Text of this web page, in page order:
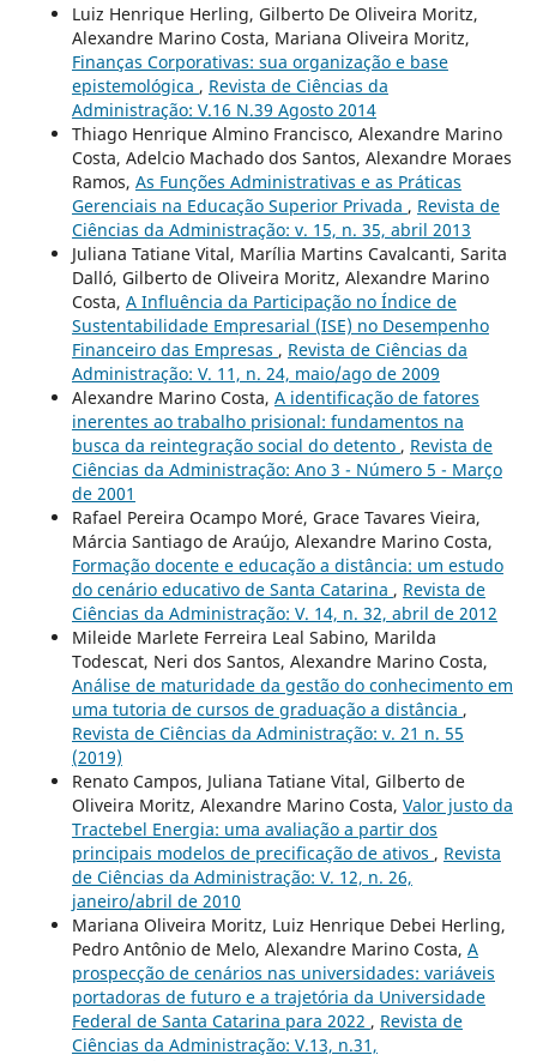
Luiz Henrique Herling, Gilberto De Oliveira Moritz,
Alexandre Marino Costa, Mariana Oliveira Moritz,
Finanças Corporativas: sua organização e base
epistemológica , Revista de Ciências da
Administração: V.16 N.39 Agosto 2014
Thiago Henrique Almino Francisco, Alexandre Marino
Costa, Adelcio Machado dos Santos, Alexandre Moraes
Ramos, As Funções Administrativas e as Práticas
Gerenciais na Educação Superior Privada , Revista de
Ciências da Administração: v. 15, n. 35, abril 2013
Juliana Tatiane Vital, Marília Martins Cavalcanti, Sarita
Dalló, Gilberto de Oliveira Moritz, Alexandre Marino
Costa, A Influência da Participação no Índice de
Sustentabilidade Empresarial (ISE) no Desempenho
Financeiro das Empresas , Revista de Ciências da
Administração: V. 11, n. 24, maio/ago de 2009
Alexandre Marino Costa, A identificação de fatores
inerentes ao trabalho prisional: fundamentos na
busca da reintegração social do detento , Revista de
Ciências da Administração: Ano 3 - Número 5 - Março
de 2001
Rafael Pereira Ocampo Moré, Grace Tavares Vieira,
Márcia Santiago de Araújo, Alexandre Marino Costa,
Formação docente e educação a distância: um estudo
do cenário educativo de Santa Catarina , Revista de
Ciências da Administração: V. 14, n. 32, abril de 2012
Mileide Marlete Ferreira Leal Sabino, Marilda
Todescat, Neri dos Santos, Alexandre Marino Costa,
Análise de maturidade da gestão do conhecimento em
uma tutoria de cursos de graduação a distância ,
Revista de Ciências da Administração: v. 21 n. 55
(2019)
Renato Campos, Juliana Tatiane Vital, Gilberto de
Oliveira Moritz, Alexandre Marino Costa, Valor justo da
Tractebel Energia: uma avaliação a partir dos
principais modelos de precificação de ativos , Revista
de Ciências da Administração: V. 12, n. 26,
janeiro/abril de 2010
Mariana Oliveira Moritz, Luiz Henrique Debei Herling,
Pedro Antônio de Melo, Alexandre Marino Costa, A
prospecção de cenários nas universidades: variáveis
portadoras de futuro e a trajetória da Universidade
Federal de Santa Catarina para 2022 , Revista de
Ciências da Administração: V.13, n.31,